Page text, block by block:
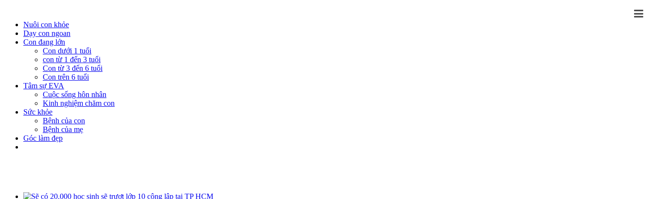
Nuôi con khỏe
Dạy con ngoan
Con đang lớn
Con dưới 1 tuổi
con từ 1 đến 3 tuổi
Con từ 3 đến 6 tuổi
Con trên 6 tuổi
Tâm sự EVA
Cuộc sống hôn nhân
Kinh nghiệm chăm con
Sức khỏe
Bệnh của con
Bệnh của mẹ
Góc làm đẹp